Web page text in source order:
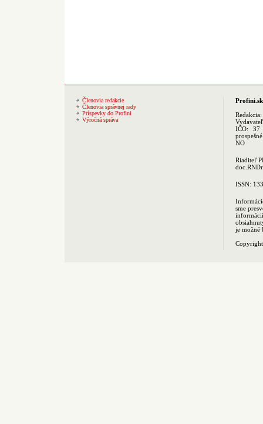
Členovia redakcie
Členovia správnej rady
Príspevky do Profini
Výročná správa
Profini.sk
Redakcia:
IČO: 37
NO
Riaditeľ
ISSN:
sme
je možné